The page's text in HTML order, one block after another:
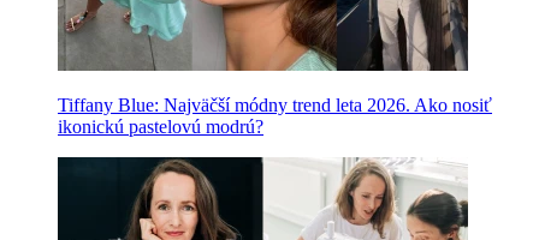
Tiffany Blue: Najväčší módny trend leta 2026. Ako nosiť
ikonickú pastelovú modrú?